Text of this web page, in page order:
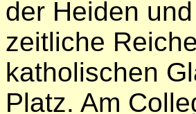
der Heiden
zeitliche
katholischen
Platz. Am